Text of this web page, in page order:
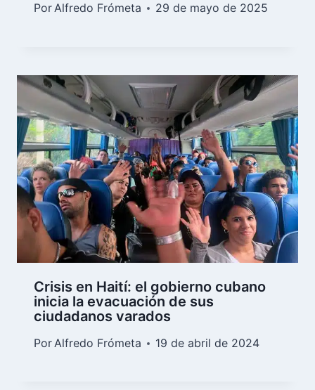
PorAlfredo Frómeta 29 de mayo de 2025
Crisis en Haití: el gobierno cubano
inicia la evacuación de sus
ciudadanos varados
PorAlfredo Frómeta 19 de abril de 2024